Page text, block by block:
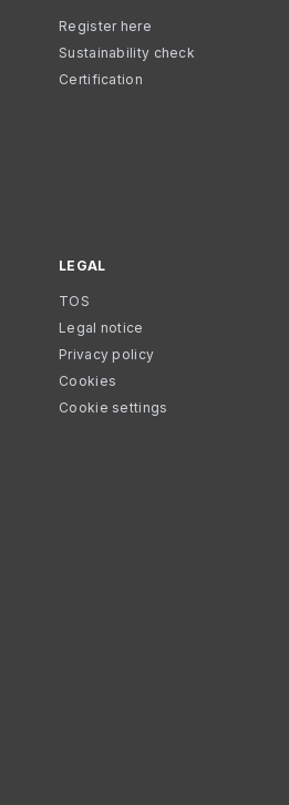
Register here
Sustainability check
Certification
LEGAL
TOS
Legal notice
Privacy policy
Cookies
Cookie settings